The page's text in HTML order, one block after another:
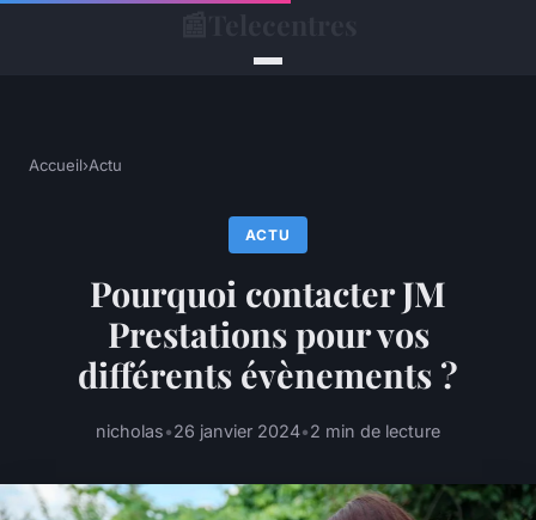
Accueil›Actu
ACTU
Pourquoi contacter JM
Prestations pour vos
différents évènements ?
nicholas•26 janvier 2024•2 min de lecture